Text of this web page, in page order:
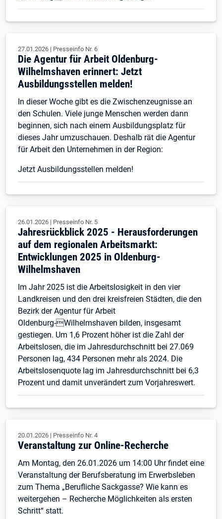
27.01.2026 | Presseinfo Nr. 6
Die Agentur für Arbeit Oldenburg-
Wilhelmshaven erinnert: Jetzt
Ausbildungsstellen melden!
In dieser Woche gibt es die Zwischenzeugnisse an
den Schulen. Viele junge Menschen werden dann
beginnen, sich nach einem Ausbildungsplatz für
dieses Jahr umzuschauen. Deshalb rät die Agentur
für Arbeit den Unternehmen in der Region:
Jetzt Ausbildungsstellen melden!
26.01.2026 | Presseinfo Nr. 5
Jahresrückblick 2025 - Herausforderungen
auf dem regionalen Arbeitsmarkt:
Entwicklungen 2025 in Oldenburg-
Wilhelmshaven
Im Jahr 2025 ist die Arbeitslosigkeit in den vier
Landkreisen und den drei kreisfreien Städten, die den
Bezirk der Agentur für Arbeit
Oldenburg-Wilhelmshaven bilden, insgesamt
gestiegen. Um 1,6 Prozent höher ist die Zahl der
Arbeitslosen, die im Jahresdurchschnitt bei 27.069
Personen lag, 434 Personen mehr als 2024. Die
Arbeitslosenquote lag im Jahresdurchschnitt bei 6,3
Prozent und damit unverändert zum Vorjahreswert.
20.01.2026 | Presseinfo Nr. 4
Veranstaltung zur Online-Recherche
Am Montag, den 26.01.2026 um 14:00 Uhr findet eine
Veranstaltung der Berufsberatung im Erwerbsleben
zum Thema „Berufliche Sackgasse? Wie kann es
weitergehen – Recherche Möglichkeiten als ersten
Schritt“ statt.